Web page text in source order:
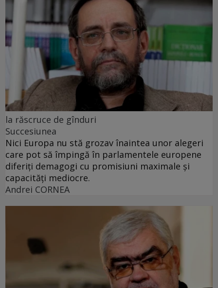
la răscruce de gînduri
Succesiunea
Nici Europa nu stă grozav înaintea unor alegeri
care pot să împingă în parlamentele europene
diferiți demagogi cu promisiuni maximale și
capacități mediocre.
Andrei CORNEA